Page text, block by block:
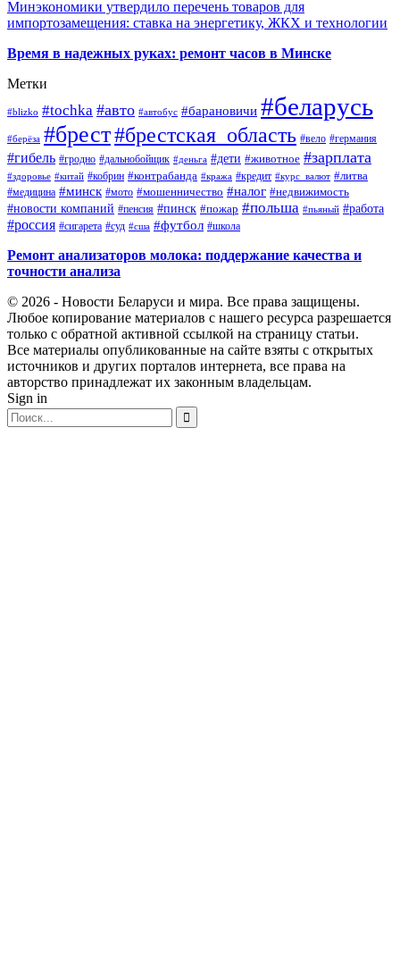
Минэкономики утвердило перечень товаров для
импортозамещения: ставка на энергетику, ЖКХ и технологии
Время в надежных руках: ремонт часов в Минске
Метки
#blizko #tochka #авто #автобус #барановичи #беларусь
#берёза #брест#брестская_область #вело #германия
#гибель #гродно #дальнобойщик #деньга #дети #животное #зарплата
#здоровье #китай #кобрин #контрабанда #кража #кредит #курс_валют #литва
#медицина #минск #мото #мошенничество #налог #недвижимость
#новости компаний #пенсия #пинск #пожар #польша #пьяный #работа
#россия #сигарета #суд #сша #футбол #школа
Ремонт анализаторов молока: поддержание качества и
точности анализа
© 2026 - Новости Беларуси и мира. Все права защищены.
Любое копирование материалов с нашего ресурса разрешается
только с обратной активной ссылкой на страницу статьи.
Все материалы опубликованные на сайте взяты с открытых
источников и других порталов интернета, все права на
авторство принадлежат их законным владельцам.
Sign in